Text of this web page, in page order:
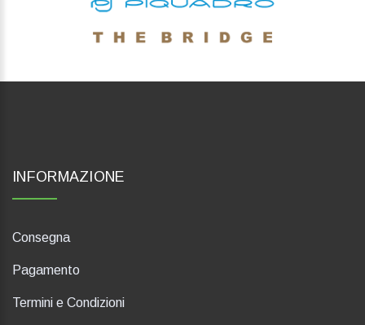
INFORMAZIONE
Consegna
Pagamento
Termini e Condizioni